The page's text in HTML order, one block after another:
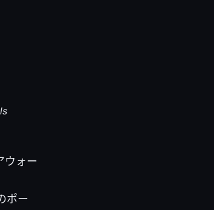
ウォー
ポー